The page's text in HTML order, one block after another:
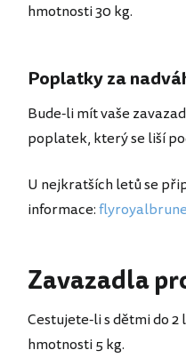
hmotnosti 30 kg.
Poplatky za
Bude-li mít vaše
poplatek, který se liší
U nejkratších letů se
informace:
Zavazadla
Cestujete-li s dětmi do
hmotnosti 5 kg.